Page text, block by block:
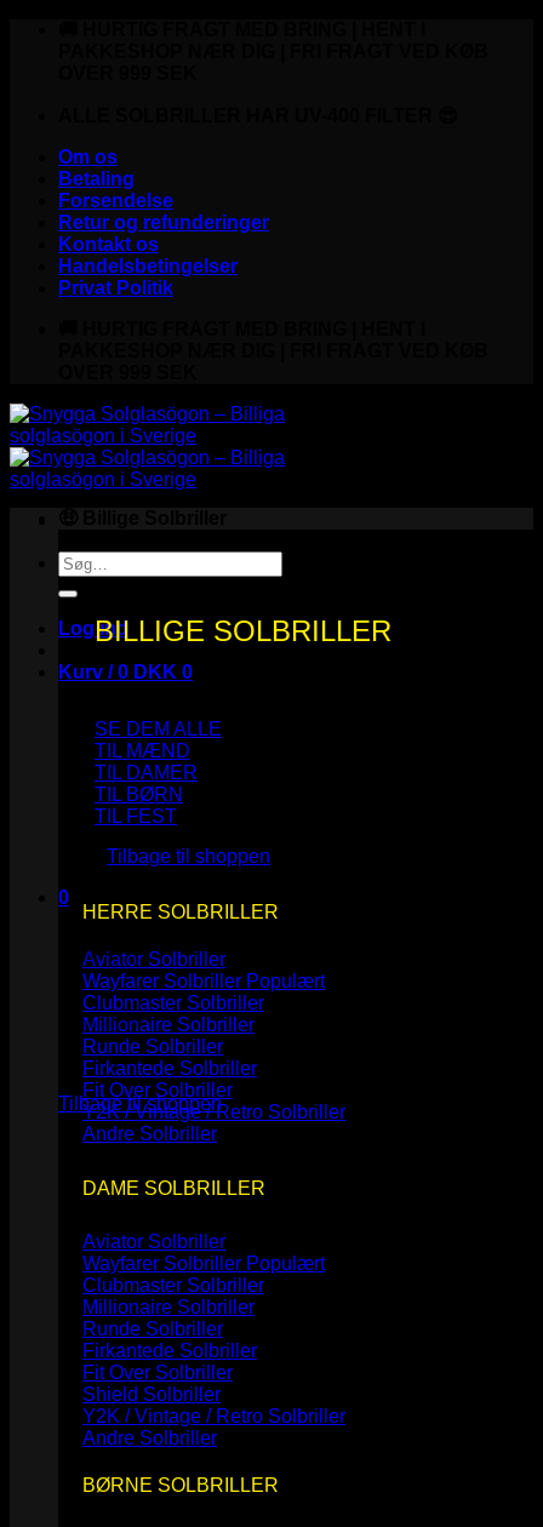
Om os
Betaling
Forsendelse
Retur og refunderinger
Kontakt os
Handelsbetingelser
Privat Politik
Søg
efter:
Log ind
Kurv /0 DKK 0
Ingen varer i kurven.
Tilbage til shoppen
0
Kurv
Ingen varer i kurven.
Tilbage til shoppen
BILLIGE SOLBRILLER
SE DEM ALLE
TIL MÆND
TIL DAMER
TIL BØRN
TIL FEST
HERRE SOLBRILLER
Aviator Solbriller
Wayfarer Solbriller
Clubmaster Solbriller
Millionaire Solbriller
Runde Solbriller
Firkantede Solbriller
Fit Over Solbriller
Y2K / Vintage / Retro Solbriller
Andre Solbriller
DAME SOLBRILLER
Aviator Solbriller
Wayfarer Solbriller
Clubmaster Solbriller
Millionaire Solbriller
Runde Solbriller
Firkantede Solbriller
Fit Over Solbriller
Shield Solbriller
Y2K / Vintage / Retro Solbriller
Andre Solbriller
BØRNE SOLBRILLER